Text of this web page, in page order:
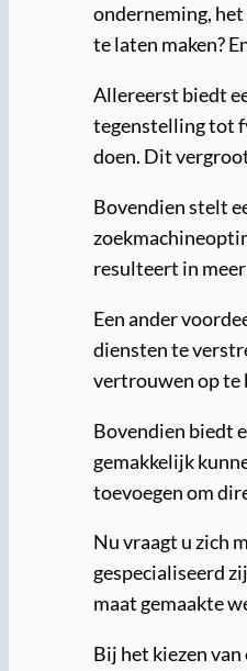
onderneming,
te laten maken?
Allereerst biedt
tegenstelling tot
doen. Dit
Bovendien stelt
resulteert in
Een ander
diensten te
vertrouwen op te
Bovendien biedt
gemakkelijk
toevoegen om
Nu vraagt u zich
gespecialiseerd
maat gemaakte
Bij het kiezen